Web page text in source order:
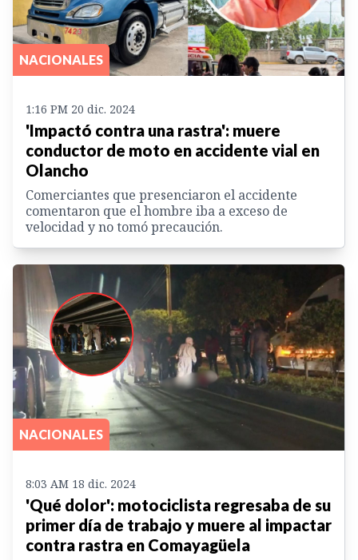
NACIONALES
1:16 PM 20 dic. 2024
'Impactó contra una rastra': muere
conductor de moto en accidente vial en
Olancho
Comerciantes que presenciaron el accidente
comentaron que el hombre iba a exceso de
velocidad y no tomó precaución.
NACIONALES
8:03 AM 18 dic. 2024
'Qué dolor': motociclista regresaba de su
primer día de trabajo y muere al impactar
contra rastra en Comayagüela